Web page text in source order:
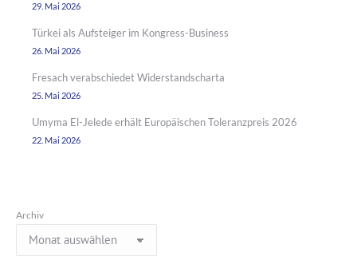
29. Mai 2026
Türkei als Aufsteiger im Kongress-Business
26. Mai 2026
Fresach verabschiedet Widerstandscharta
25. Mai 2026
Umyma El-Jelede erhält Europäischen Toleranzpreis 2026
22. Mai 2026
Archiv